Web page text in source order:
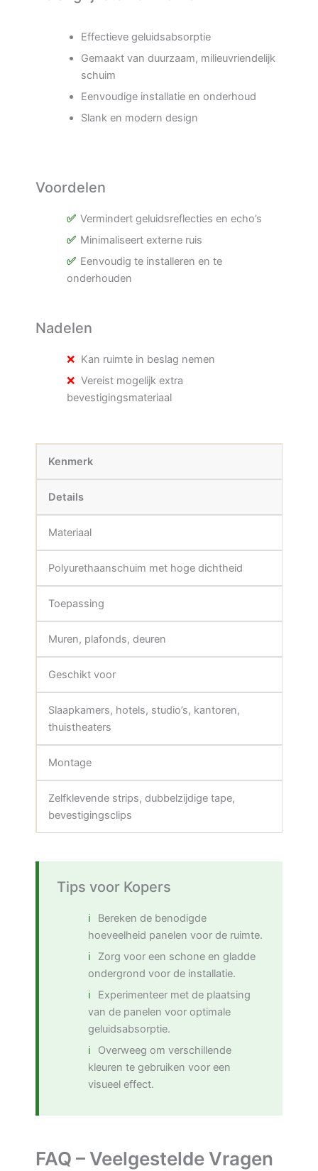
Effectieve geluidsabsorptie
Gemaakt van duurzaam, milieuvriendelijk
schuim
Eenvoudige installatie en onderhoud
Slank en modern design
Voordelen
Vermindert geluidsreflecties en echo’s
Minimaliseert externe ruis
Eenvoudig te installeren en te
onderhouden
Nadelen
Kan ruimte in beslag nemen
Vereist mogelijk extra
bevestigingsmateriaal
Kenmerk
Details
Materiaal
Polyurethaanschuim met hoge dichtheid
Toepassing
Muren, plafonds, deuren
Geschikt voor
Slaapkamers, hotels, studio’s, kantoren,
thuistheaters
Montage
Zelfklevende strips, dubbelzijdige tape,
bevestigingsclips
Tips voor Kopers
Bereken de benodigde
hoeveelheid panelen voor de ruimte.
Zorg voor een schone en gladde
ondergrond voor de installatie.
Experimenteer met de plaatsing
van de panelen voor optimale
geluidsabsorptie.
Overweeg om verschillende
kleuren te gebruiken voor een
visueel effect.
FAQ – Veelgestelde Vragen